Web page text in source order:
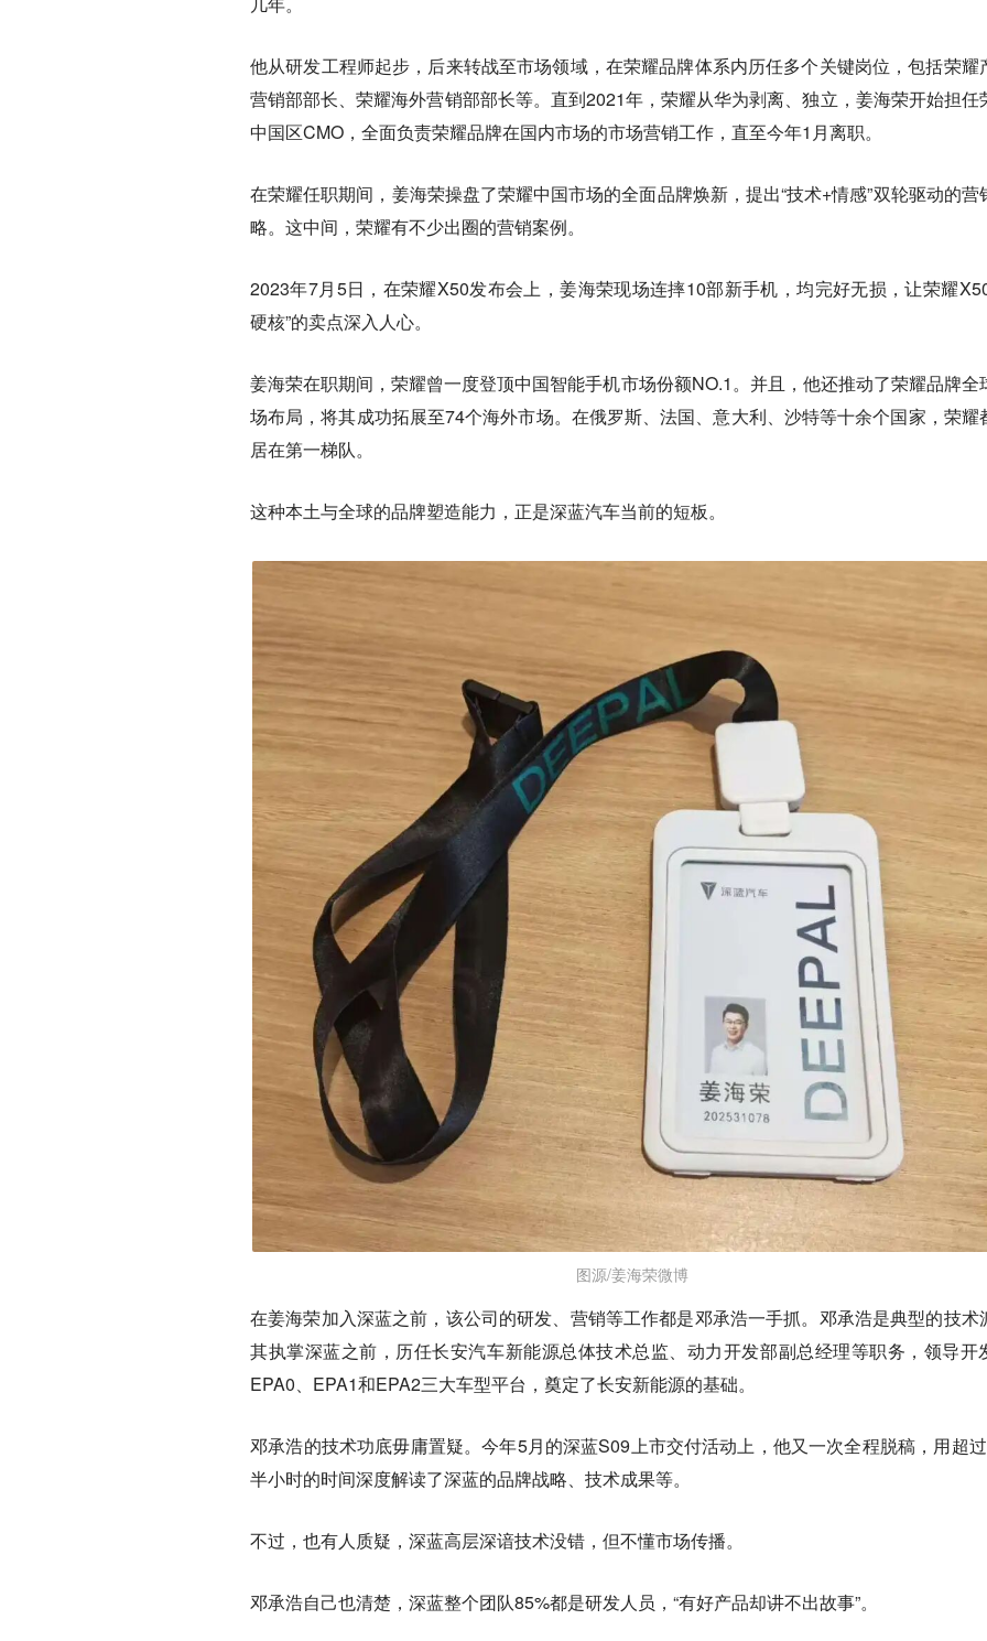
他从研发工程师起步，后来转战至市场领域，在荣耀品牌体系内历任多个关键岗位，包括荣耀
营销部部长、荣耀海外营销部部长等。直到2021年，荣耀从华为剥离、独立，姜海荣开始担任
中国区CMO，全面负责荣耀品牌在国内市场的市场营销工作，直至今年1月离职。
在荣耀任职期间，姜海荣操盘了荣耀中国市场的全面品牌焕新，提出“技术+情感”双轮驱动的营
略。这中间，荣耀有不少出圈的营销案例。
2023年7月5日，在荣耀X50发布会上，姜海荣现场连摔10部新手机，均完好无损，让荣耀
硬核”的卖点深入人心。
姜海荣在职期间，荣耀曾一度登顶中国智能手机市场份额NO.1。并且，他还推动了荣耀品牌全
场布局，将其成功拓展至74个海外市场。在俄罗斯、法国、意大利、沙特等十余个国家，荣耀
居在第一梯队。
这种本土与全球的品牌塑造能力，正是深蓝汽车当前的短板。
图源/姜海荣微博
在姜海荣加入深蓝之前，该公司的研发、营销等工作都是邓承浩一手抓。邓承浩是典型的技术
其执掌深蓝之前，历任长安汽车新能源总体技术总监、动力开发部副总经理等职务，领导开
EPA0、EPA1和EPA2三大车型平台，奠定了长安新能源的基础。
邓承浩的技术功底毋庸置疑。今年5月的深蓝S09上市交付活动上，他又一次全程脱稿，用超
半小时的时间深度解读了深蓝的品牌战略、技术成果等。
不过，也有人质疑，深蓝高层深谙技术没错，但不懂市场传播。
邓承浩自己也清楚，深蓝整个团队85%都是研发人员，“有好产品却讲不出故事”。